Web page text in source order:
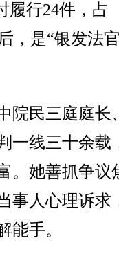
履行24件，占
，是“银发法
民三庭庭长
一线三十余载
。她善抓争议
事人心理诉求
能手。